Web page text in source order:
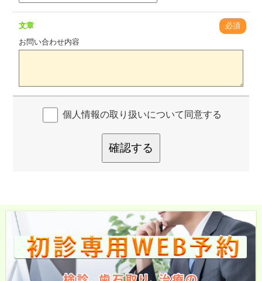
文章
必須
お問い合わせ内容
個人情報の取り扱いについて同意する
確認する